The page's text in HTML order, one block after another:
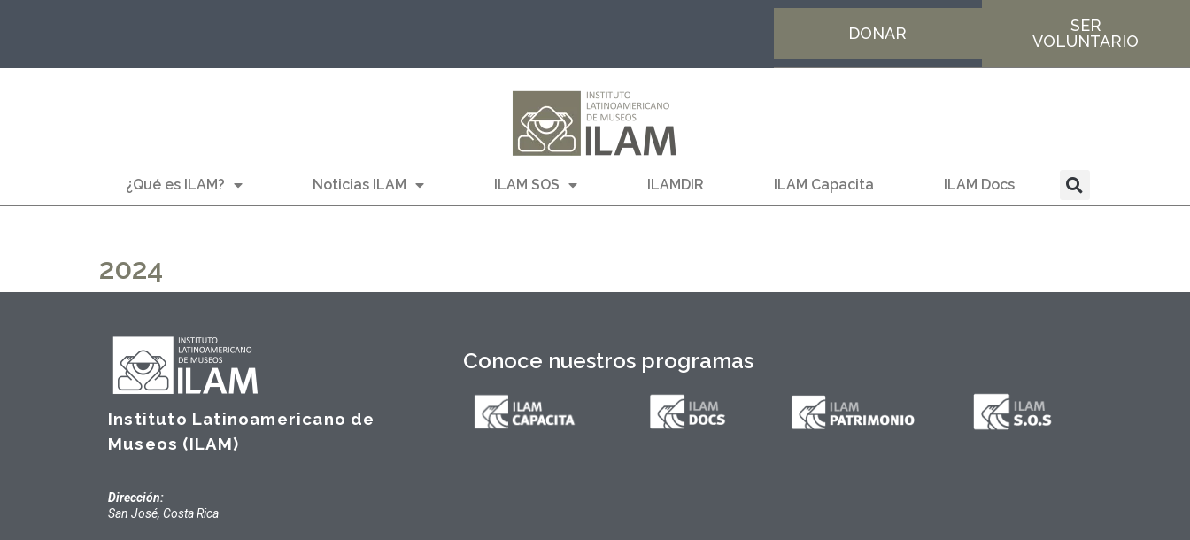
DONAR
SER
VOLUNTARIO
¿Qué es ILAM? Noticias ILAM ILAM SOS ILAMDIR ILAM Capacita ILAM Docs
2024
Conoce nuestros programas
Instituto Latinoamericano de
Museos (ILAM)
Dirección:
San José, Costa Rica